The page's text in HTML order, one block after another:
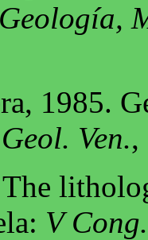
1985.
Ven.,
V